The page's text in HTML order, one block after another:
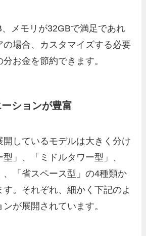
メモリが32GBで満足であれ
の場合、カスタマイズする必要
お金を節約できます。
ションが豊富
開しているモデルは大きく分け
」、「ミドルタワー型」、
、「省スペース型」の4種類か
す。それぞれ、細かく下記のよ
が展開されています。